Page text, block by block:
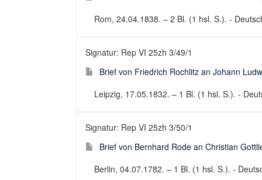
Rom, 24.04.1838. – 2 Bl. (1 hsl. S.). -
Signatur: Rep VI 25zh 3/49/1
Brief von Friedrich Rochlitz an Johann
Leipzig, 17.05.1832. – 1 Bl. (1 hsl. S.). -
Signatur: Rep VI 25zh 3/50/1
Brief von Bernhard Rode an Christian
Berlin, 04.07.1782. – 1 Bl. (1 hsl. S.). -